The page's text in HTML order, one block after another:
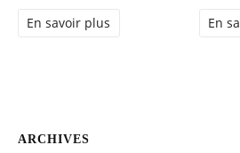
En savoir plus En
ARCHIVES